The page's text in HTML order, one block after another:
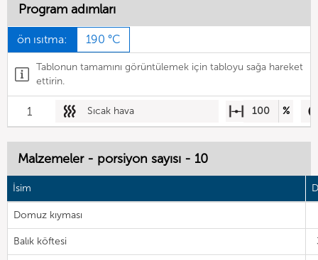
Program adımları
ön ısıtma: 190 °C
Tablonun tamamını görüntülemek için tabloyu sağa hareket
ettirin.
1 Sıcak hava 100 %
Malzemeler - porsiyon sayısı - 10
İsim
Domuz kıyması
Balık köftesi